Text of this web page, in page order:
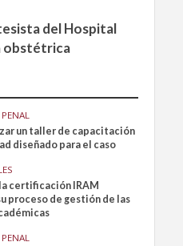
del Hospital
obstétrica
un taller de capacitación
diseñado para el caso
certificación IRAM
proceso de gestión de las